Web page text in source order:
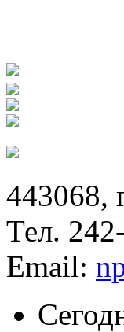
443068,
Тел.
Email: